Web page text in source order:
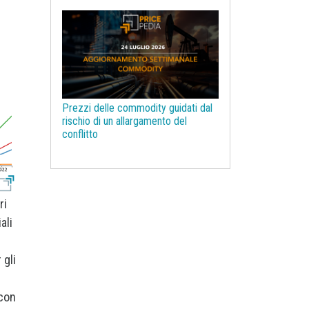
gli
Legno e Carta
Legno ingegnerizzato Litio
Macroeconomia Magnesio
Management Manganese
Materie prime farmaceutiche
Mercati Concorrenziali
Mercati d'asta
Prezzi delle commodity guidati dal
rischio di un allargamento del
conflitto